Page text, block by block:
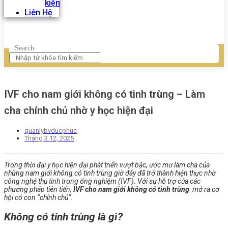
kiện
Liên Hệ
Search
IVF cho nam giới không có tinh trùng – Làm
cha chính chủ nhờ y học hiện đại
quanlybvducphuc
Tháng 3 12, 2025
Trong thời đại y học hiện đại phát triển vượt bậc, ước mơ làm cha của
những nam giới không có tinh trùng giờ đây đã trở thành hiện thực nhờ
công nghệ thụ tinh trong ống nghiệm (IVF). Với sự hỗ trợ của các
phương pháp tiên tiến, IVF cho nam giới không có tinh trùng mở ra cơ
hội có con “chính chủ”.
Không có tinh trùng là gì?